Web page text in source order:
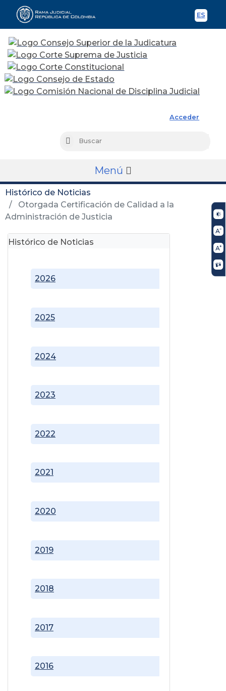
ES
Acceder
Buscar
Menú
Histórico de Noticias
Otorgada Certificación de Calidad a la
Administración de Justicia
Histórico de Noticias
2016
2017
2018
2019
2020
2021
2022
2023
2024
2025
2026